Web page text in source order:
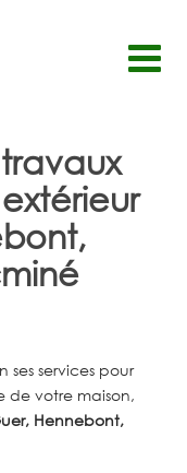
travaux
ses services pour
de votre maison,
Hennebont,